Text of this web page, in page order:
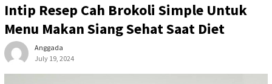
Intip Resep Cah Brokoli Simple Untuk
Menu Makan Siang Sehat Saat Diet
Anggada
July 19, 2024